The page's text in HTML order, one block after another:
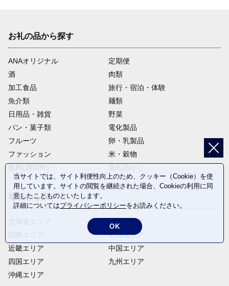
お礼の品から探す
ANAオリジナル
定期便
酒
肉類
加工食品
旅行・宿泊・体験
魚介類
麺類
日用品・雑貨
野菜
パン・菓子類
電化製品
フルーツ
卵・乳製品
ファッション
米・穀物
地域から探す
近畿エリア
四国エリア
沖縄エリア
東北エリア
中部エリア
中国エリア
九州エリア
当サイトでは、サイト利便性向上のため、クッキー（Cookie）を使
用しています。サイトの閲覧を継続された場合、Cookieの利用に同
意したことものといたします。
詳細についてはプライバシーポリシーをお読みください。
OK